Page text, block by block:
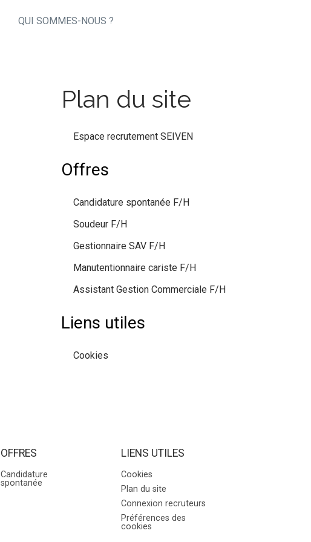
QUI SOMMES-NOUS ?
Plan du site
Espace recrutement SEIVEN
Offres
Candidature spontanée F/H
Soudeur F/H
Gestionnaire SAV F/H
Manutentionnaire cariste F/H
Assistant Gestion Commerciale F/H
Liens utiles
Cookies
OFFRES
Candidature
spontanée
LIENS UTILES
Cookies
Plan du site
Connexion recruteurs
Préférences des
cookies